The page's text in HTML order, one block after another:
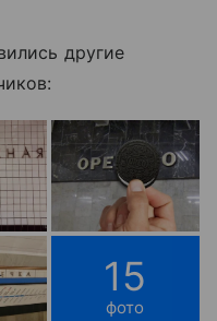
другие
15
фото